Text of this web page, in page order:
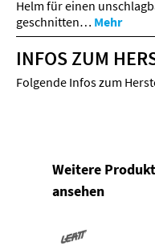
Helm für einen
geschnitten… Mehr
INFOS ZUM
Folgende Infos zum
Produktgalerie
Weitere
ansehen